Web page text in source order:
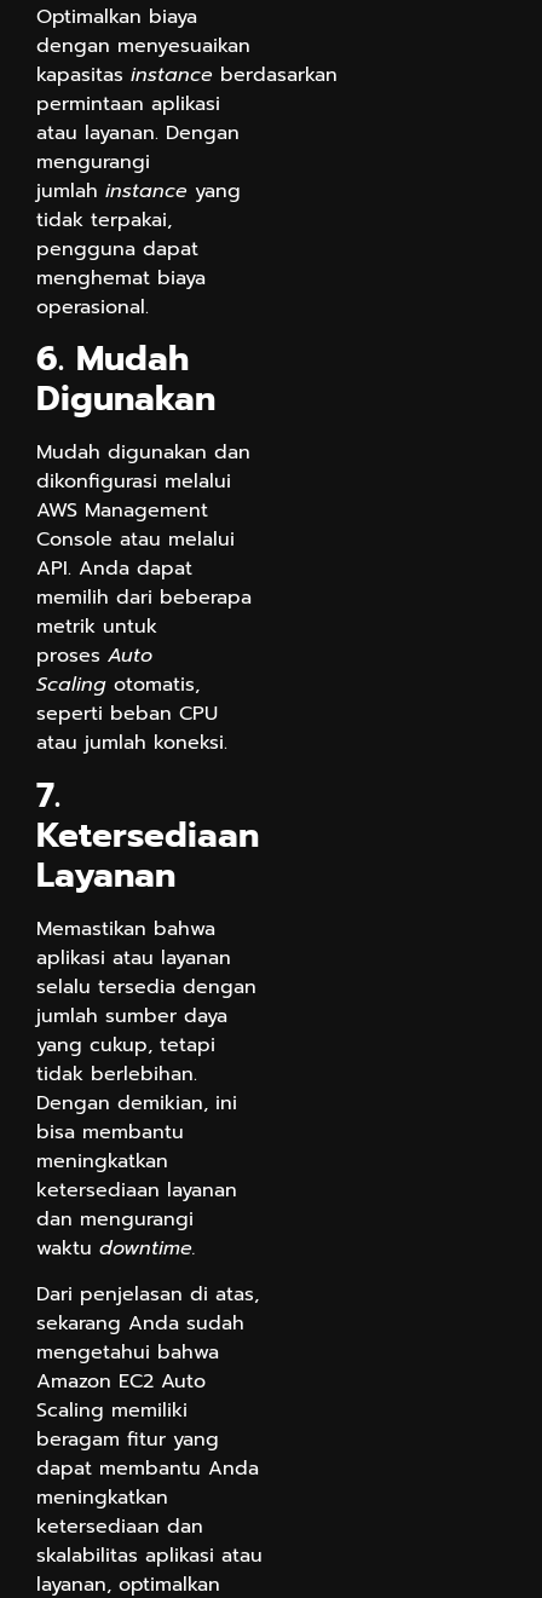
Optimalkan biaya
dengan menyesuaikan
kapasitas instance berdasarkan
permintaan aplikasi
atau layanan. Dengan
mengurangi
jumlah instance yang
tidak terpakai,
pengguna dapat
menghemat biaya
operasional.
6. Mudah
Digunakan
Mudah digunakan dan
dikonfigurasi melalui
AWS Management
Console atau melalui
API. Anda dapat
memilih dari beberapa
metrik untuk
proses Auto
Scaling otomatis,
seperti beban CPU
atau jumlah koneksi.
7.
Ketersediaan
Layanan
Memastikan bahwa
aplikasi atau layanan
selalu tersedia dengan
jumlah sumber daya
yang cukup, tetapi
tidak berlebihan.
Dengan demikian, ini
bisa membantu
meningkatkan
ketersediaan layanan
dan mengurangi
waktu downtime.
Dari penjelasan di atas,
sekarang Anda sudah
mengetahui bahwa
Amazon EC2 Auto
Scaling memiliki
beragam fitur yang
dapat membantu Anda
meningkatkan
ketersediaan dan
skalabilitas aplikasi atau
layanan, optimalkan